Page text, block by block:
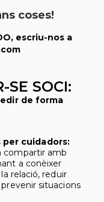
coses!
escriu-nos a
SE SOCI:
de forma
per cuidadors:
compartir amb
a conèixer
relació, reduir
situacions